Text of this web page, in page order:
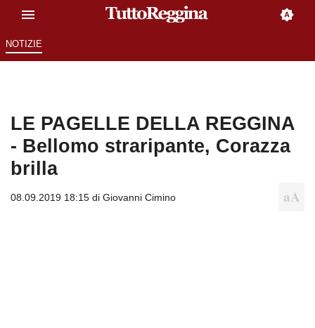
NOTIZIE
LE PAGELLE DELLA REGGINA
- Bellomo straripante, Corazza
brilla
08.09.2019 18:15 di Giovanni Cimino